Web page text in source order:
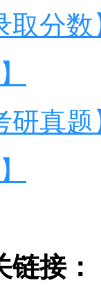
取分
研真
接：